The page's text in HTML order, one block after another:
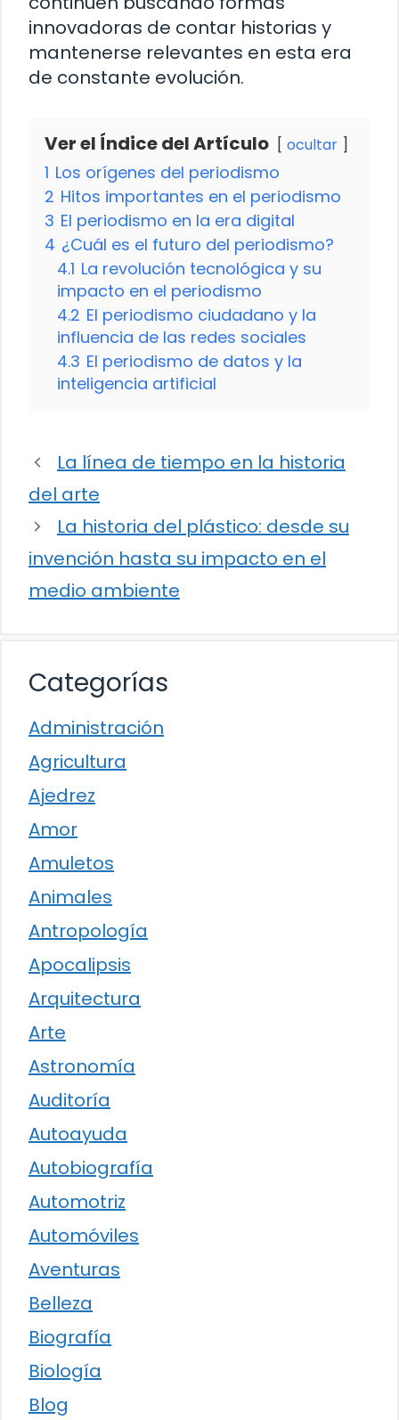
innovadoras de contar historias y
mantenerse relevantes en esta era
de constante evolución.
Ver el Índice del Artículo ocultar
1 Los orígenes del periodismo
2 Hitos importantes en el periodismo
3 El periodismo en la era digital
4 ¿Cuál es el futuro del periodismo?
4.1 La revolución tecnológica y su
impacto en el periodismo
4.2 El periodismo ciudadano y la
influencia de las redes sociales
4.3 El periodismo de datos y la
inteligencia artificial
La línea de tiempo en la historia
del arte
La historia del plástico: desde su
invención hasta su impacto en el
medio ambiente
Categorías
Administración
Agricultura
Ajedrez
Amor
Amuletos
Animales
Antropología
Apocalipsis
Arquitectura
Arte
Astronomía
Auditoría
Autoayuda
Autobiografía
Automotriz
Automóviles
Aventuras
Belleza
Biografía
Biología
Blog